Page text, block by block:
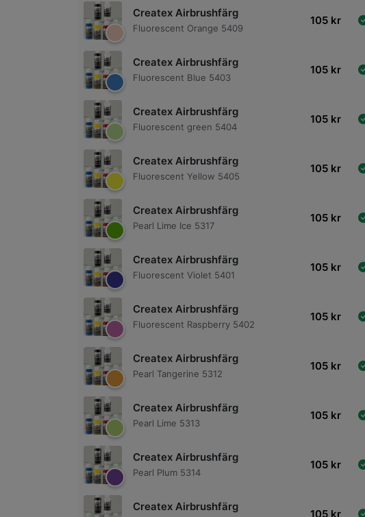
Createx Airbrushfärg
Fluorescent Orange 5409
105 kr
Createx Airbrushfärg
Fluorescent Blue 5403
105 kr
Createx Airbrushfärg
Fluorescent green 5404
105 kr
Createx Airbrushfärg
Fluorescent Yellow 5405
105 kr
Createx Airbrushfärg
Pearl Lime Ice 5317
105 kr
Createx Airbrushfärg
Fluorescent Violet 5401
105 kr
Createx Airbrushfärg
Fluorescent Raspberry 5402
105 kr
Createx Airbrushfärg
Pearl Tangerine 5312
105 kr
Createx Airbrushfärg
Pearl Lime 5313
105 kr
Createx Airbrushfärg
Pearl Plum 5314
105 kr
Createx Airbrushfärg
105 kr